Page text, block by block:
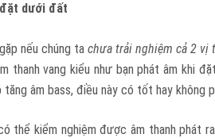
dưới đất
nếu chúng ta chưa trải nghiệm cả 2 vị
thanh vang kiểu như bạn phát âm khi
âm bass, điều này có tốt hay không
thể kiểm nghiệm được âm thanh phát